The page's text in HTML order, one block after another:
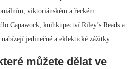
viktoriánském a řeckém
Capawock, knihkupectví Riley’s Reads a
jedinečné a eklektické zážitky.
můžete dělat ve